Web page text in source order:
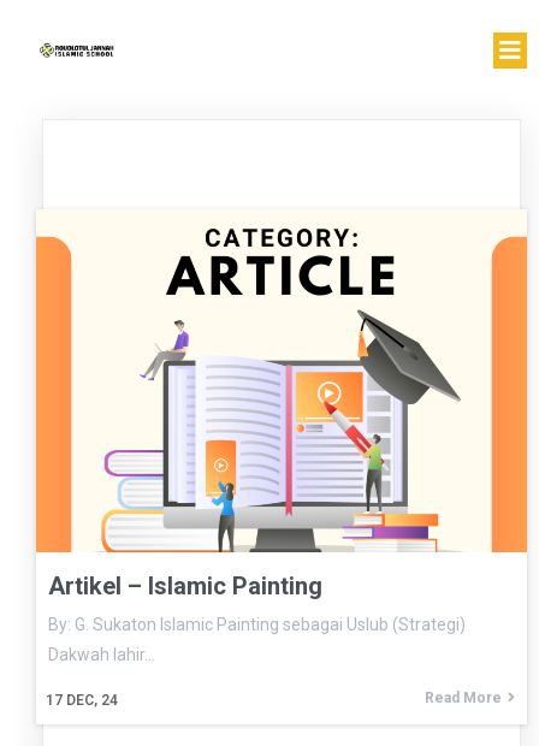
Artikel – Islamic Painting
17 DEC, 24
By: G. Sukaton Islamic Painting sebagai Uslub (Strategi)
Dakwah lahir…
Read More